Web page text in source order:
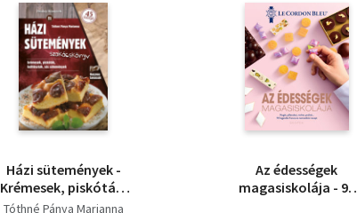
Házi sütemények -
Krémesek, piskóták,
kelttészták, sós
Tóthné Pánya Marianna
Az édességek
magasiskolája - 90